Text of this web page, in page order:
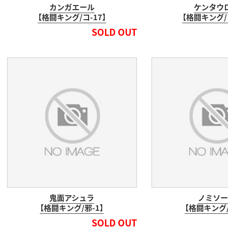
カンガエール
【格闘キング/コ-17】
SOLD OUT
ケンタウ
【格闘キング
鬼面アシュラ
【格闘キング/邪-1】
SOLD OUT
ノミソ
【格闘キン